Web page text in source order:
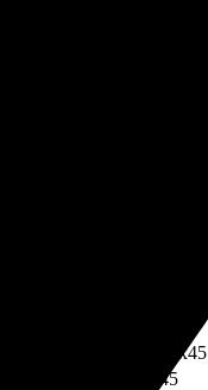
трех частей 30х40
двух частей 40х40
трех частей 40х40
трех частей 20х45
четырех частей 20х45
пяти частей 20х45